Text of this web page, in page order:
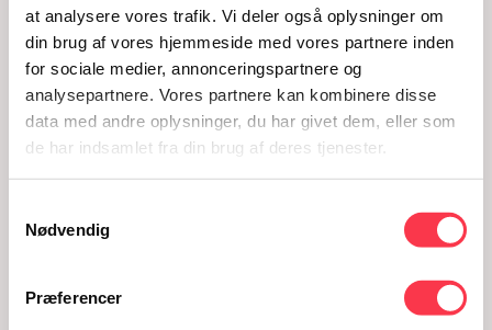
at analysere vores trafik. Vi deler også oplysninger om
din brug af vores hjemmeside med vores partnere inden
for sociale medier, annonceringspartnere og
analysepartnere. Vores partnere kan kombinere disse
data med andre oplysninger, du har givet dem, eller som
de har indsamlet fra din brug af deres tjenester.
Nødvendig
Præferencer
IMG_20230605_143721